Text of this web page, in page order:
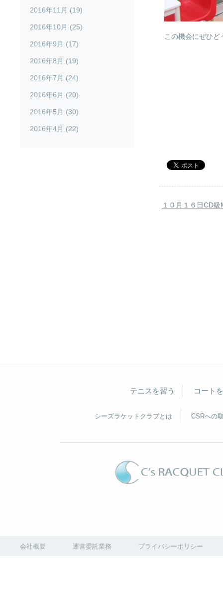
この機会にぜひど
１０月１６日CD
2016年11月 (19)
2016年10月 (25)
2016年9月 (17)
2016年8月 (19)
2016年7月 (24)
2016年6月 (20)
2016年5月 (30)
2016年4月 (22)
テニスを習う コート
シーズラケットクラブとは CSRへの
会社概要 運営委託業務 プライバシーポリシー